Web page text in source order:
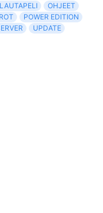
LAUTAPELI
OHJEET
POWER EDITION
UPDATE